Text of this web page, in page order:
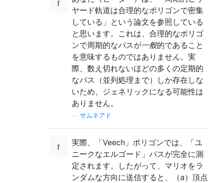
ヤード軌道は合理的なポリゴンで密集
している」という論文を参照している
と思います。これは、合理的なポリゴ
ンで周期的なパスが一般的であること
を意味するものではありません。実
際、数え切れないほどの多くの定期的
なパス（並列処理まで）しか存在しな
いため、ジェネリックになる可能性は
ありません。
サムネアド
実際、「Veech」ポリゴンでは、「ユ
ニークなエルゴード」パスが完全に測
定されます。したがって、マリオをラ
ンダムな方向に送信すると、（a）頂点